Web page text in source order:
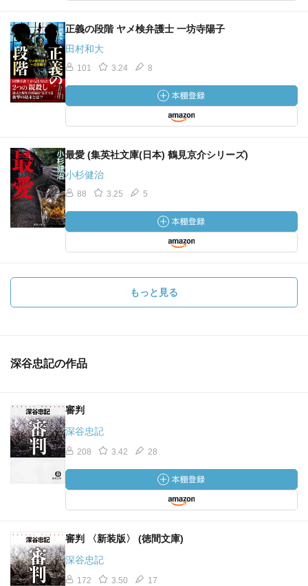
正義の段階 ヤメ検弁護士 一坊寺陽子
田村和大
101 3.24 8
最愛 (集英社文庫(日本) 鶴見京介シリーズ)
小杉健治
88 3.25 5
もっと見る
深谷忠記の作品
審判
深谷忠記
208 3.42 28
審判 〈新装版〉 (徳間文庫)
深谷忠記
172 3.50 17